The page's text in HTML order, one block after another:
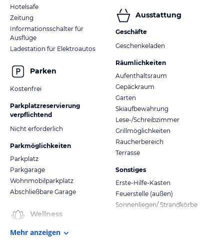
Hotelsafe
Zeitung
Informationsschalter für
Ausflüge
Ladestation für Elektroautos
Parken
Kostenfrei
Parkplatzreservierung
verpflichtend
Nicht erforderlich
Parkmöglichkeiten
Parkplatz
Parkgarage
Wohnmobilparkplatz
Abschließbare Garage
Wellness
Ausstattung
Geschäfte
Geschenkeladen
Räumlichkeiten
Aufenthaltsraum
Gepäckraum
Garten
Skiaufbewahrung
Lese-/Schreibzimmer
Grillmöglichkeiten
Raucherbereich
Terrasse
Sonstiges
Erste-Hilfe-Kasten
Feuerstelle (außen)
Sonnenliegen/ Strandkörbe
Mehr anzeigen